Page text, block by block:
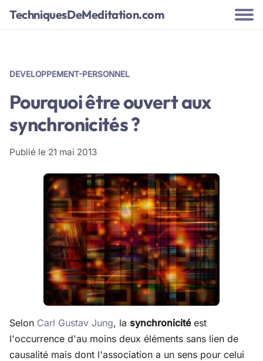
TechniquesDeMeditation.com
DEVELOPPEMENT-PERSONNEL
Pourquoi être ouvert aux
synchronicités ?
Publié le 21 mai 2013
Selon Carl Gustav Jung, la synchronicitéest
l'occurrence d'au moins deux éléments sans lien de
causalité mais dont l'association a un sens pour celui